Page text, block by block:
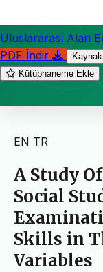
Uluslararası Alan
PDF İndir
Kütüphaneme Ekle
EN TR
A Study
Social
Skills in
Variables